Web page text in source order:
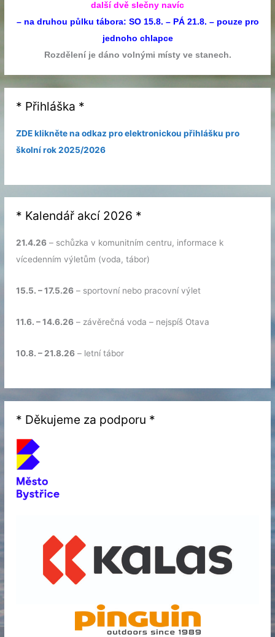
další dvě slečny navíc
– na druhou půlku tábora: SO 15.8. – PÁ 21.8. – pouze pro
jednoho chlapce
Rozdělení je dáno volnými místy ve stanech.
* Přihláška *
ZDE klikněte na odkaz pro elektronickou přihlášku pro
školní rok 2025/2026
* Kalendář akcí 2026 *
21.4.26 – schůzka v komunitním centru, informace k
vícedenním výletům (voda, tábor)
15.5. – 17.5.26 – sportovní nebo pracovní výlet
11.6. – 14.6.26 – závěrečná voda – nejspíš Otava
10.8. – 21.8.26 – letní tábor
* Děkujeme za podporu *